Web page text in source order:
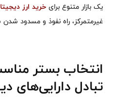
یک بازار متنوع برای خرید ارز
غیرمتمرکز، راه نفوذ و مسدود شدن
انتخاب بستر
تبادل دارایی‌های